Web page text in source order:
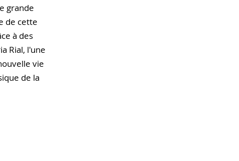
grande
de cette
à des
Rial, l'une
vie
de la